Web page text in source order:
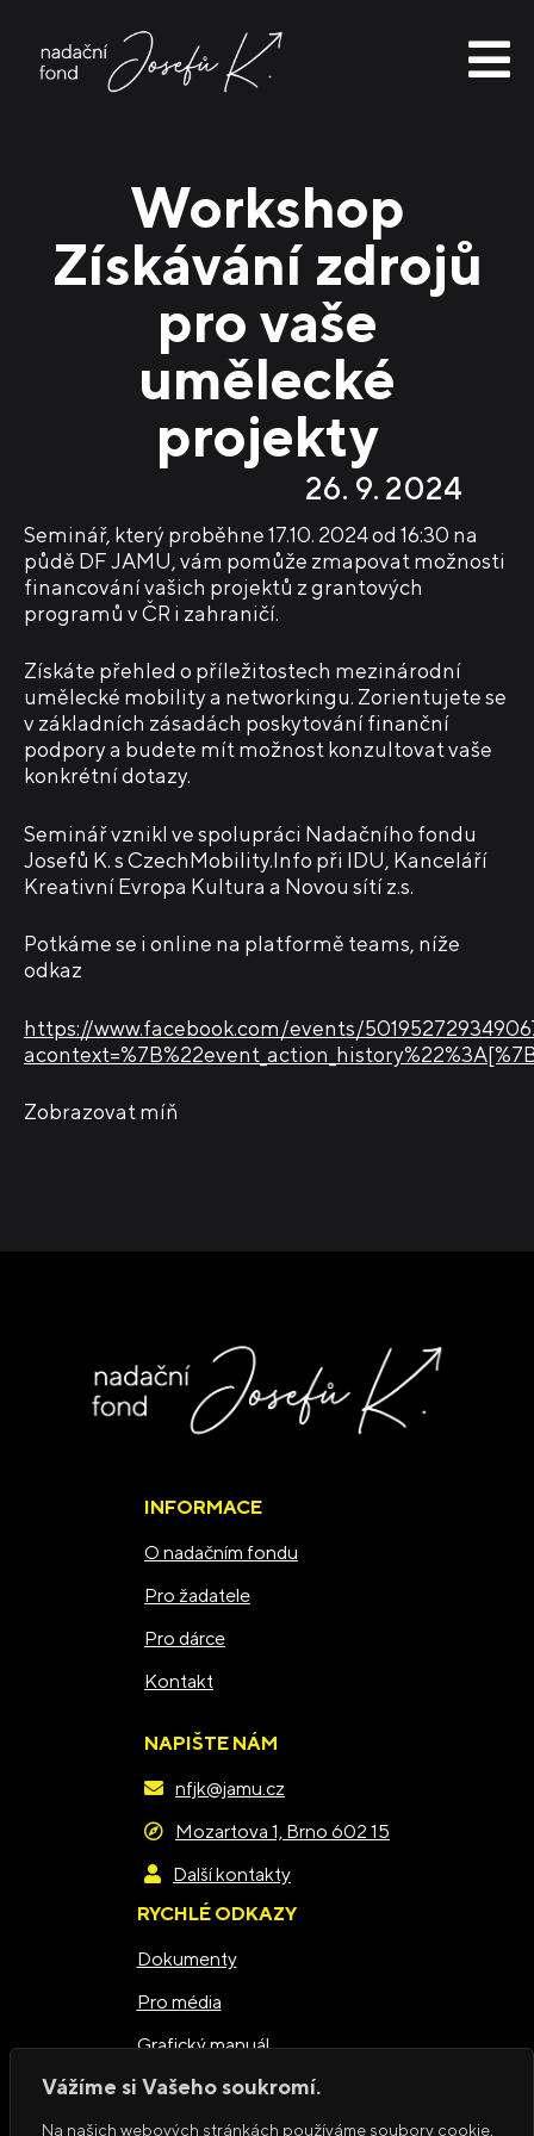
Vážíme si Vašeho soukromí.
Na našich webových stránkách používáme soubory cookie,
content
Workshop
Získávání zdrojů
pro vaše
umělecké
projekty
26. 9. 2024
Seminář, který proběhne 17.10. 2024 od 16:30 na
půdě DF JAMU, vám pomůže zmapovat možnosti
financování vašich projektů z grantových
programů v ČR i zahraničí.
Získáte přehled o příležitostech mezinárodní
umělecké mobility a networkingu. Zorientujete se
v základních zásadách poskytování finanční
podpory a budete mít možnost konzultovat vaše
konkrétní dotazy.
Seminář vznikl ve spolupráci Nadačního fondu
Josefů K. s CzechMobility.Info při IDU, Kanceláří
Kreativní Evropa Kultura a Novou sítí z.s.
Potkáme se i online na platformě teams, níže
odkaz
https://www.facebook.com/events/
Zobrazovat míň
INFORMACE
O nadačním fondu
Pro žadatele
Pro dárce
Kontakt
NAPIŠTE NÁM
nfjk@jamu.cz
Mozartova 1, Brno 602 15
Další kontakty
RYCHLÉ ODKAZY
Dokumenty
Pro média
Grafický manuál
Zásady ochrany osobních údajů
PŘIPOJTE SE K NÁM